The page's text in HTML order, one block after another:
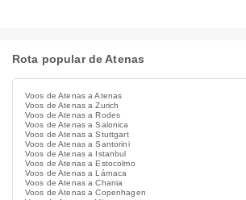
Rota popular de Atenas
Voos de Atenas a Atenas
Voos de Atenas a Zurich
Voos de Atenas a Rodes
Voos de Atenas a Salonica
Voos de Atenas a Stuttgart
Voos de Atenas a Santorini
Voos de Atenas a Istanbul
Voos de Atenas a Estocolmo
Voos de Atenas a Lárnaca
Voos de Atenas a Chania
Voos de Atenas a Copenhagen